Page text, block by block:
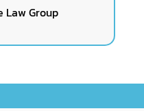
Law Group